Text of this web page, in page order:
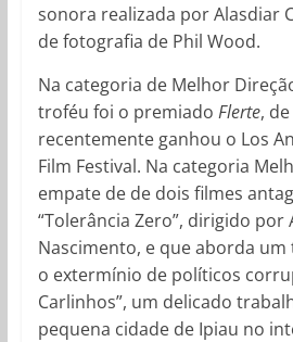
sonora realizada por Alasdiar
de fotografia de Phil Wood.
Na categoria de Melhor
troféu foi o premiado Flerte,
recentemente ganhou o Los
Film Festival. Na categoria
empate de de dois filmes
“Tolerância Zero”, dirigido por
Nascimento, e que aborda
o extermínio de políticos
Carlinhos”, um delicado
pequena cidade de Ipiau no